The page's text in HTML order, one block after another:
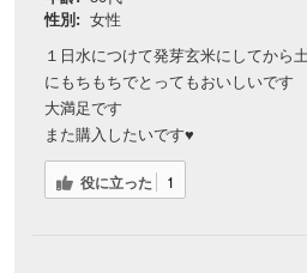
性別: 女性
１日水につけて発芽玄米にしてから
にもちもちでとってもおいしいです
大満足です
また購入したいです♥️
役に立った 1